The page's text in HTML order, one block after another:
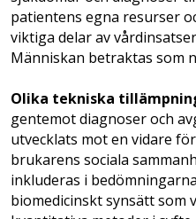
patientens egna resurser
viktiga delar av
Människan betraktas som
Olika tekniska
gentemot diagnoser och
utvecklats mot en vidare
brukarens sociala
inkluderas i
biomedicinskt synsätt som